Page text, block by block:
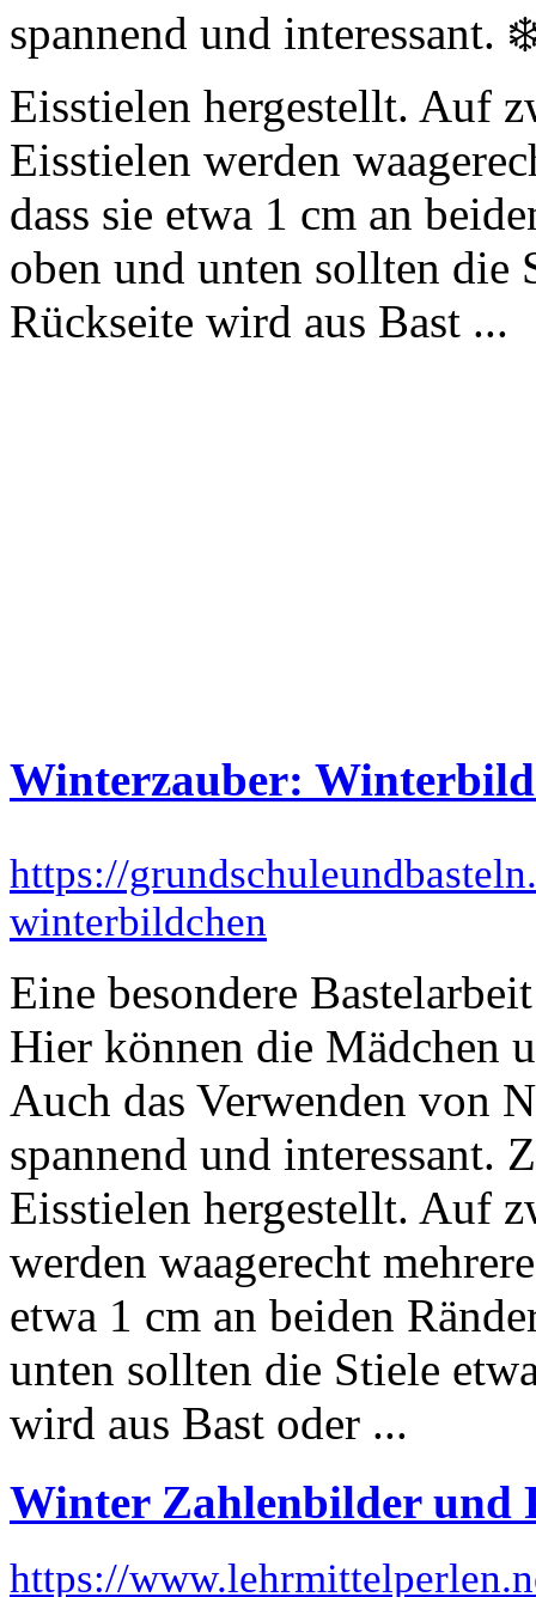
spannend und interessant.
Eisstielen hergestellt. Auf
Eisstielen werden
dass sie etwa 1 cm an
oben und unten sollten die
Rückseite wird aus Bast ...
Winterzauber:
https://
winterbildchen
Eine besondere
Hier können die Mädchen
Auch das Verwenden von
spannend und interessant.
Eisstielen hergestellt. Auf
werden waagerecht
etwa 1 cm an beiden
unten sollten die Stiele
wird aus Bast oder ...
Winter Zahlenbilder und
https://